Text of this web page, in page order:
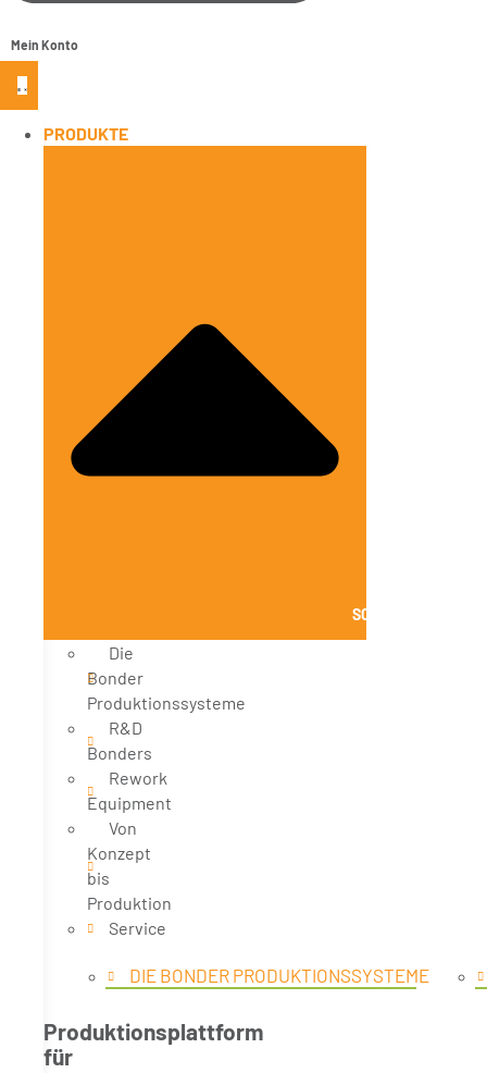
Mein Konto
PRODUKTE
SCHLIESSE
Die
Bonder
Produktionssysteme
R&D
Bonders
Rework
Equipment
Von
Konzept
bis
Produktion
Service
DIE BONDER PRODUKTIONSSYSTEME
Produktionsplattform
für